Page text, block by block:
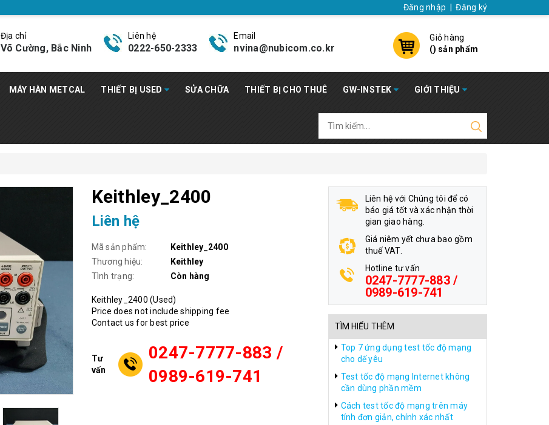
Đăng nhập Đăng ký
Địa chỉ
Võ Cường, Bắc Ninh
Liên hệ
0222-650-2333
Email
nvina@nubicom.co.kr
Giỏ hàng
() sản phẩm
MÁY HÀN METCAL THIẾT BỊ USED SỬA CHỮA THIẾT BỊ CHO THUÊ GW-INSTEK GIỚI THIỆU
Keithley_2400
Liên hệ
Mã sản phẩm:
Keithley_2400
Thương hiệu:
Keithley
Tình trạng:
Còn hàng
Keithley_2400 (Used)
Price does not include shipping fee
Contact us for best price
Tư
vấn
0247-7777-883 /
0989-619-741
Liên hệ với Chúng tôi để có
báo giá tốt và xác nhận thời
gian giao hàng.
Giá niêm yết chưa bao gồm
thuế VAT.
Hotline tư vấn
0247-7777-883 /
0989-619-741
TÌM HIỂU THÊM
Top 7 ứng dụng test tốc độ mạng
cho dế yêu
Test tốc độ mạng Internet không
cần dùng phần mềm
Cách test tốc độ mạng trên máy
tính đơn giản, chính xác nhất